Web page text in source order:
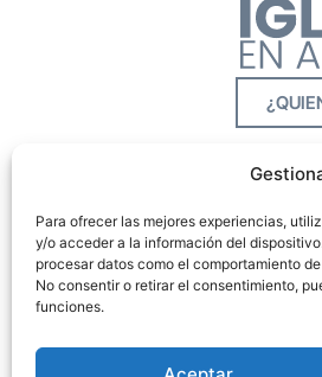
Para ofrecer las mejores experiencias,
y/o acceder a la información del
procesar datos como el comportamiento
No consentir o retirar el consentimiento,
funciones.